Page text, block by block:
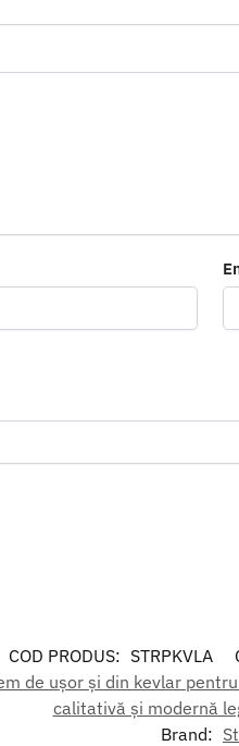
COD PRODUS: STRPKVLA
de ușor și din kevlar
calitativă și modernă
Brand: